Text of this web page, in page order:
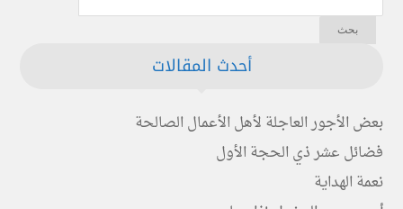
أحدث المقالات
بعض الأجور العاجلة لأهل الأعمال الصالحة
فضائل عشر ذي الحجة الأول
نعمة الهداية